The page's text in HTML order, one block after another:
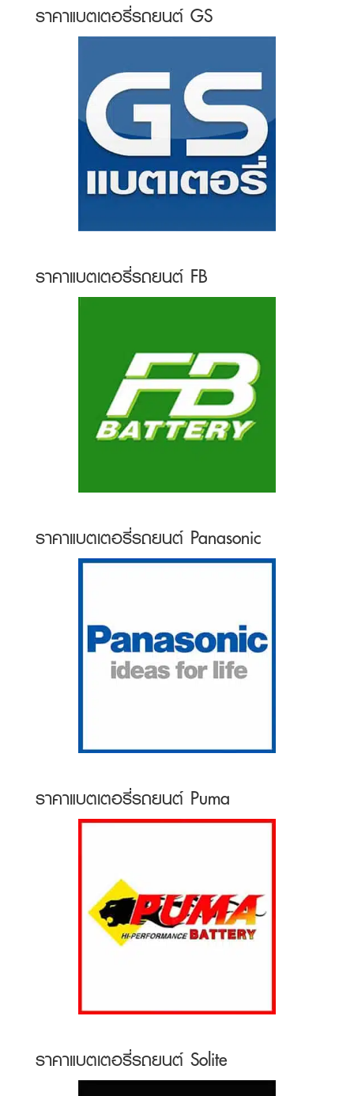
ราคาแบตเตอรี่รถยนต์ GS
ราคาแบตเตอรี่รถยนต์ FB
ราคาแบตเตอรี่รถยนต์ Panasonic
ราคาแบตเตอรี่รถยนต์ Puma
ราคาแบตเตอรี่รถยนต์ Solite